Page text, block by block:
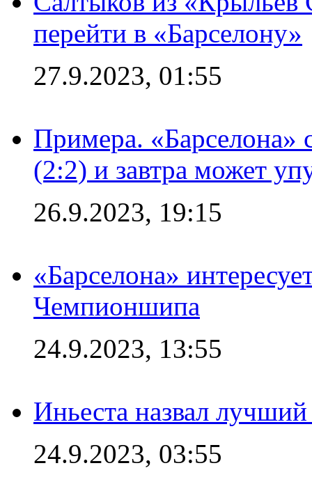
перейти в «Барселону»
27.9.2023, 01:55
Примера. «Барселона»
(2:2) и завтра может
26.9.2023, 19:15
«Барселона»
Чемпионшипа
24.9.2023, 13:55
Иньеста назвал
24.9.2023, 03:55